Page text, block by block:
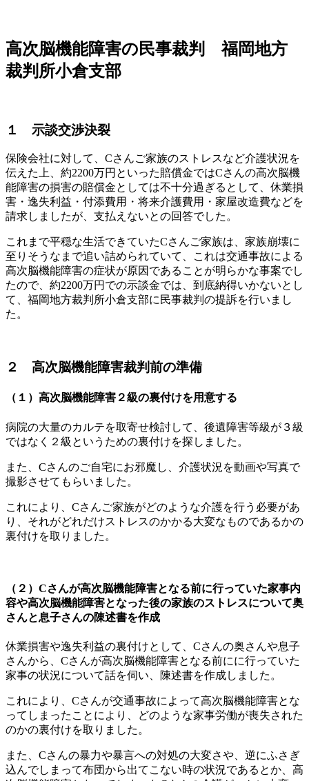
高次脳機能障害の民事裁判 福岡地方
裁判所小倉支部
１ 示談交渉決裂
保険会社に対して、Cさんご家族のストレスなど介護状況を
伝えた上、約2200万円といった賠償金ではCさんの高次脳機
能障害の損害の賠償金としては不十分過ぎるとして、休業損
害・逸失利益・付添費用・将来介護費用・家屋改造費などを
請求しましたが、支払えないとの回答でした。
これまで平穏な生活できていたCさんご家族は、家族崩壊に
至りそうなまで追い詰められていて、これは交通事故による
高次脳機能障害の症状が原因であることが明らかな事案でし
たので、約2200万円での示談金では、到底納得いかないとし
て、福岡地方裁判所小倉支部に民事裁判の提訴を行いまし
た。
２ 高次脳機能障害裁判前の準備
（１）高次脳機能障害２級の裏付けを用意する
病院の大量のカルテを取寄せ検討して、後遺障害等級が３級
ではなく２級というための裏付けを探しました。
また、Cさんのご自宅にお邪魔し、介護状況を動画や写真で
撮影させてもらいました。
これにより、Cさんご家族がどのような介護を行う必要があ
り、それがどれだけストレスのかかる大変なものであるかの
裏付けを取りました。
（２）Cさんが高次脳機能障害となる前に行っていた家事内
容や高次脳機能障害となった後の家族のストレスについて奥
さんと息子さんの陳述書を作成
休業損害や逸失利益の裏付けとして、Cさんの奥さんや息子
さんから、Cさんが高次脳機能障害となる前にに行っていた
家事の状況について話を伺い、陳述書を作成しました。
これにより、Cさんが交通事故によって高次脳機能障害とな
ってしまったことにより、どのような家事労働が喪失された
のかの裏付けを取りました。
また、Cさんの暴力や暴言への対処の大変さや、逆にふさぎ
込んでしまって布団から出てこない時の状況であるとか、高